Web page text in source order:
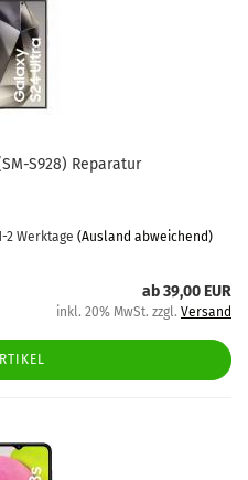
​S928) Re­pa­ra­tur
2 Werktage (Ausland abweichend)
ab 39,00 EUR
inkl. 20% MwSt. zzgl. Versand